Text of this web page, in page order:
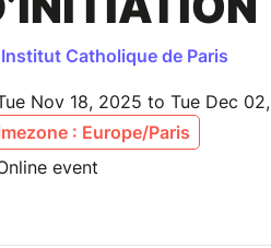
Institut Catholique de Paris
Nov 18, 2025 to Tue Dec
: Europe/Paris
event